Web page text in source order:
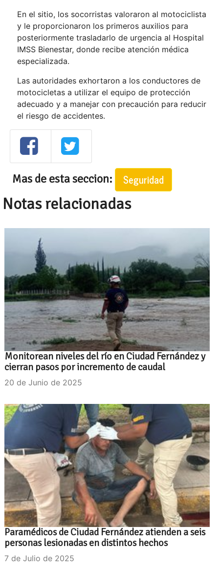
En el sitio, los socorristas valoraron al motociclista
y le proporcionaron los primeros auxilios para
posteriormente trasladarlo de urgencia al Hospital
IMSS Bienestar, donde recibe atención médica
especializada.
Las autoridades exhortaron a los conductores de
motocicletas a utilizar el equipo de protección
adecuado y a manejar con precaución para reducir
el riesgo de accidentes.
Mas de esta seccion: Seguridad
Notas relacionadas
Monitorean niveles del río en Ciudad Fernández y
cierran pasos por incremento de caudal
20 de Junio de 2025
Paramédicos de Ciudad Fernández atienden a seis
personas lesionadas en distintos hechos
7 de Julio de 2025